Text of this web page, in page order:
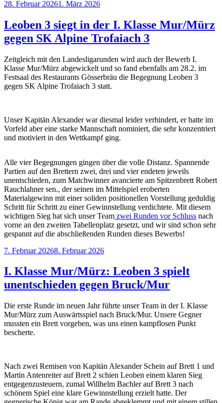
Veröffentlicht
28. Februar 20261. März 2026
Leoben 3 siegt in der I. Klasse Mur/Mürz
gegen SK Alpine Trofaiach 3
Zeitgleich mit den Landesligarunden wird auch der Bewerb I.
Klasse Mur/Mürz abgewickelt und so fand ebenfalls am 28.2. im
Festsaal des Restaurants Gösserbräu die Begegnung Leoben 3
gegen SK Alpine Trofaiach 3 statt.
Unser Kapitän Alexander war diesmal leider verhindert, er hatte im
Vorfeld aber eine starke Mannschaft nominiert, die sehr konzentriert
und motiviert in den Wettkampf ging.
Alle vier Begegnungen gingen über die volle Distanz. Spannende
Partien auf den Brettern zwei, drei und vier endeten jeweils
unentschieden, zum Matchwinner avancierte am Spitzenbrett Robert
Rauchlahner sen., der seinen im Mittelspiel eroberten
Materialgewinn mit einer soliden positionellen Vorstellung geduldig
Schritt für Schritt zu einer Gewinnstellung verdichtete. Mit diesem
wichtigen Sieg hat sich unser Team zwei Runden vor Schluss nach
vorne an den zweiten Tabellenplatz gesetzt, und wir sind schon sehr
gespannt auf die abschließenden Runden dieses Bewerbs!
Veröffentlicht
7. Februar 20268. Februar 2026
I. Klasse Mur/Mürz: Leoben 3 spielt
unentschieden gegen Bruck/Mur
Die erste Runde im neuen Jahr führte unser Team in der I. Klasse
Mur/Mürz zum Auswärtsspiel nach Bruck/Mur. Unsere Gegner
mussten ein Brett vorgeben, was uns einen kampflosen Punkt
bescherte.
Nach zwei Remisen von Kapitän Alexander Schein auf Brett 1 und
Martin Antenreiter auf Brett 2 schien Leoben einem klaren Sieg
entgegenzusteuern, zumal Willhelm Bachler auf Brett 3 nach
schönem Spiel eine klare Gewinnstellung erzielt hatte. Der